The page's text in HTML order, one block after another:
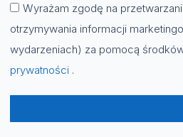
Wyrażam zgodę na
otrzymywania informacji
wydarzeniach) za pomocą
prywatności .